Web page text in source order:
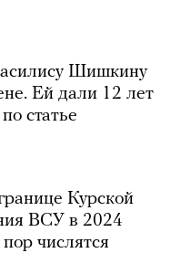
Шишкину
Ей дали 12 лет
статье
Курской
ВСУ в 2024
числятся